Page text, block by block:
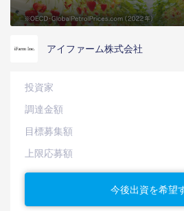
アイファーム株式会社
投資家
調達金額
目標募集額
上限応募額
今後出資を希望